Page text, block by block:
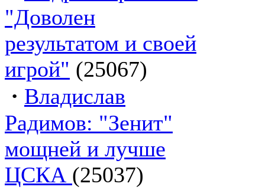
"Доволен
результатом и своей
игрой" (25067)
· Владислав
Радимов: "Зенит"
мощней и лучше
ЦСКА (25037)